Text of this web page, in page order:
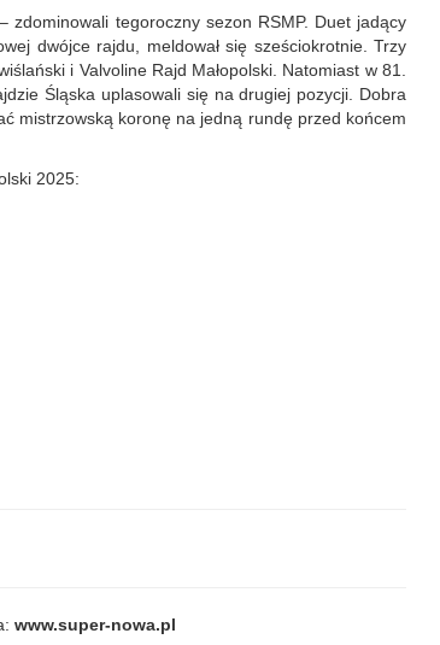
tegoroczny sezon RSMP. Duet jadący
dwójce rajdu, meldował się sześciokrotnie. Trzy
i Valvoline Rajd Małopolski. Natomiast w 81.
Śląska uplasowali się na drugiej pozycji. Dobra
mistrzowską koronę na jedną rundę przed końcem
2025:
www.super-nowa.pl